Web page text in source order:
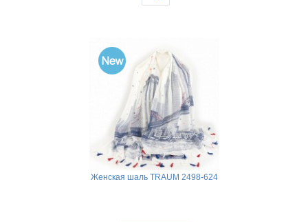
Женская шаль TRAUM 2498-624